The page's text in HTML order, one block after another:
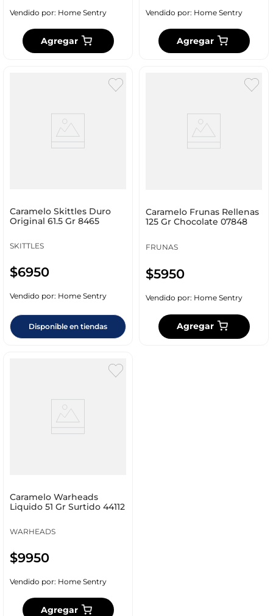
Vendido por: Home Sentry
Agregar
Vendido por: Home Sentry
Agregar
Caramelo Skittles Duro
Original 61.5 Gr 8465
SKITTLES
$6950
Vendido por: Home Sentry
Disponible en tiendas
Caramelo Frunas Rellenas
125 Gr Chocolate 07848
FRUNAS
$5950
Vendido por: Home Sentry
Agregar
Caramelo Warheads
Liquido 51 Gr Surtido 44112
WARHEADS
$9950
Vendido por: Home Sentry
Agregar